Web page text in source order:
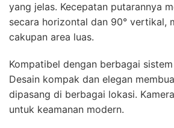
yang jelas. Kecepatan putarannya
secara horizontal dan 90° vertikal,
cakupan area luas.
Kompatibel dengan berbagai sistem
Desain kompak dan elegan
dipasang di berbagai lokasi.
untuk keamanan modern.